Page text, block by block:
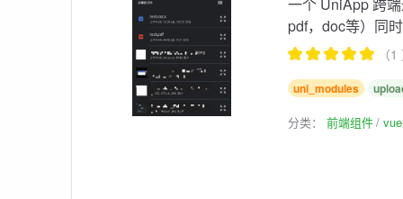
pdf，doc等）同
（
uni_modules
分类：前端组件